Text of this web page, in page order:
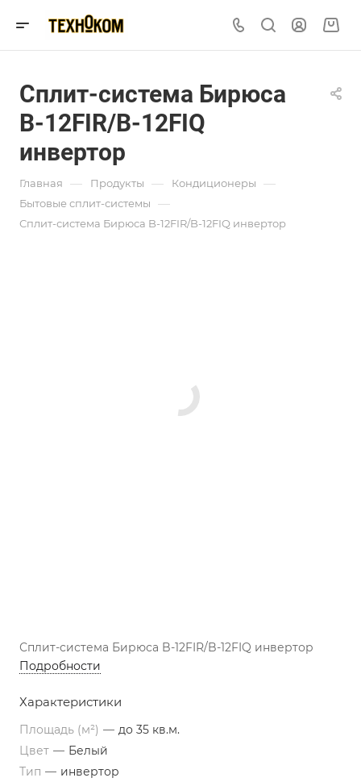
Сплит-система Бирюса
B-12FIR/B-12FIQ
инвертор
Главная — Продукты — Кондиционеры —
Бытовые сплит-системы —
Сплит-система Бирюса B-12FIR/B-12FIQ инвертор
Сплит-система Бирюса B-12FIR/B-12FIQ инвертор
Подробности
Характеристики
Площадь (м²) — до 35 кв.м.
Цвет — Белый
Тип — инвертор